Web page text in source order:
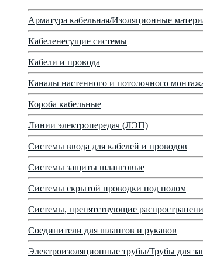
Арматура кабельная/Изоляционные
Кабеленесущие системы
Кабели и провода
Каналы настенного и потолочного
Короба кабельные
Линии электропередач (ЛЭП)
Системы ввода для кабелей и проводов
Системы защиты шланговые
Системы скрытой проводки под полом
Системы, препятствующие
Соединители для шлангов и рукавов
Электроизоляционные трубы/Трубы для